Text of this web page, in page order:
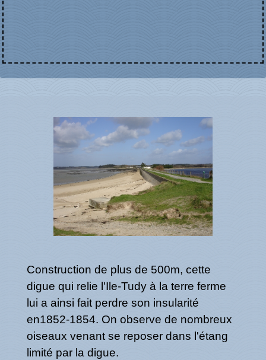
Construction de plus de 500m, cette
digue qui relie l'Ile-Tudy à la terre ferme
lui a ainsi fait perdre son insularité
en1852-1854. On observe de nombreux
oiseaux venant se reposer dans l'étang
limité par la digue.